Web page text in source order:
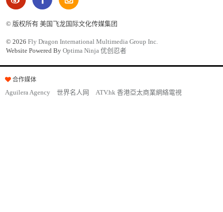
© 版权所有 美国飞龙国际文化传媒集团
© 2026 Fly Dragon International Multimedia Group Inc.
Website Powered By Optima Ninja 优创忍者
合作媒体
Aguilera Agency 世界名人网 ATV.hk 香港亞太商業網絡電視